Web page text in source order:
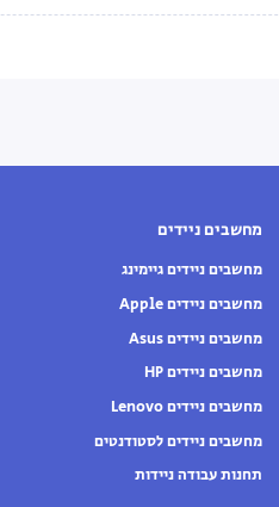
מחשבים ניידים
מחשבים ניידים גיימינג
מחשבים ניידים Apple
מחשבים ניידים Asus
מחשבים ניידים HP
מחשבים ניידים Lenovo
מחשבים ניידים לסטודנטים
תחנות עבודה ניידות